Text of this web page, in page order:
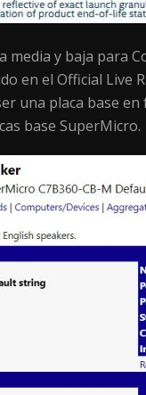
media y baja
en el Official Live
una placa base
base SuperMicro.